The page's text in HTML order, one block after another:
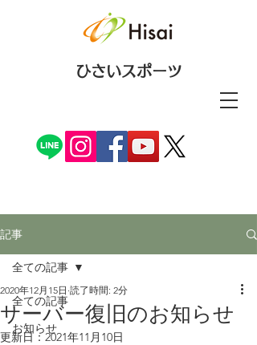
ひさいスポーツ
記事
全ての記事
お知らせ
全ての記事
サーバー復旧のお知らせ
2020年12月15日 読了時間: 2分
更新日：2021年11月10日